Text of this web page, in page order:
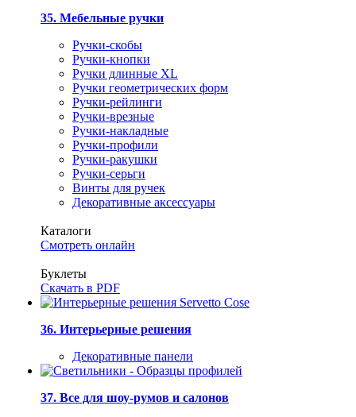
35. Мебельные ручки
Ручки-скобы
Ручки-кнопки
Ручки длинные XL
Ручки геометрических форм
Ручки-рейлинги
Ручки-врезные
Ручки-накладные
Ручки-профили
Ручки-ракушки
Ручки-серьги
Винты для ручек
Декоративные аксессуары
Каталоги
Смотреть онлайн
Буклеты
Скачать в PDF
36. Интерьерные решения
Декоративные панели
37. Все для шоу-румов и салонов